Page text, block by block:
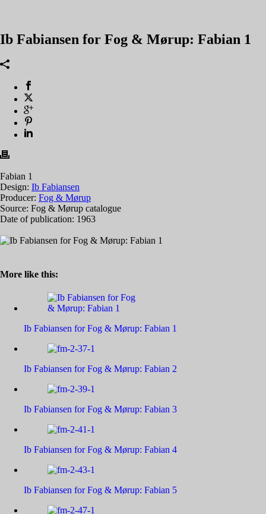
Ib Fabiansen for Fog & Mørup: Fabian 1
Fabian 1
Design: Ib Fabiansen
Producer: Fog & Mørup
Source: Fog & Mørup catalogue
Date of publication: 1963
More like this:
Ib Fabiansen for Fog & Mørup: Fabian 1
Ib Fabiansen for Fog & Mørup: Fabian 2
Ib Fabiansen for Fog & Mørup: Fabian 3
Ib Fabiansen for Fog & Mørup: Fabian 4
Ib Fabiansen for Fog & Mørup: Fabian 5